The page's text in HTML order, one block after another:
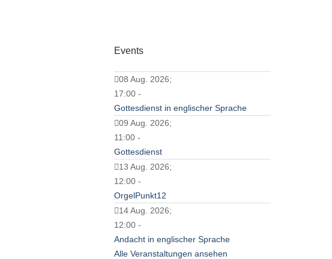
Events
08 Aug. 2026;
17:00 -
Gottesdienst in englischer Sprache
09 Aug. 2026;
11:00 -
Gottesdienst
13 Aug. 2026;
12:00 -
OrgelPunkt12
14 Aug. 2026;
12:00 -
Andacht in englischer Sprache
Alle Veranstaltungen ansehen